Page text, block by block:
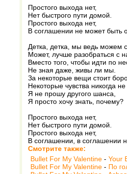
Простого выхода нет,
Нет быстрого пути домой.
Простого выхода нет,
В соглашении не может быть
Детка, детка, мы ведь можем
Может, лучше разобраться с
Вместо того, чтобы идти по
Не зная даже, живы ли мы.
За некоторые вещи стоит
Некоторые чувства никогда
Я не прошу другого шанса,
Я просто хочу знать, почему?
Простого выхода нет,
Нет быстрого пути домой.
Простого выхода нет,
В соглашении, в соглашении
Смотрите также:
Bullet For My Valentine - Your
Bullet For My Valentine - По